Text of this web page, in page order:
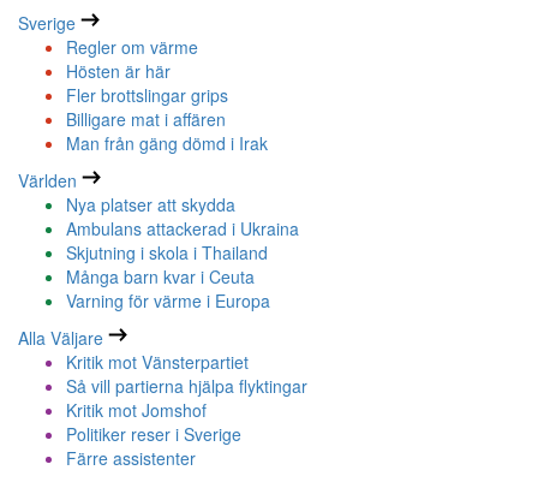
Sverige
Regler om värme
Hösten är här
Fler brottslingar grips
Billigare mat i affären
Man från gäng dömd i Irak
Världen
Nya platser att skydda
Ambulans attackerad i Ukraina
Skjutning i skola i Thailand
Många barn kvar i Ceuta
Varning för värme i Europa
Alla Väljare
Kritik mot Vänsterpartiet
Så vill partierna hjälpa flyktingar
Kritik mot Jomshof
Politiker reser i Sverige
Färre assistenter